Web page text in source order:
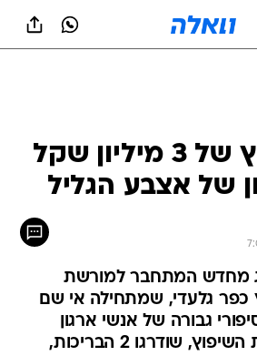
לאחר שיפוץ של 3 מיליון שקל
של אצבע הגליל
מחדש המתחבר למורשת
כפר גלעדי, שמתחילה אי שם
20 עם סיפורי גבורה של אנשי ארגון
"השומר". במסגרת השיפוץ, שודרגו 2 הבריכות,